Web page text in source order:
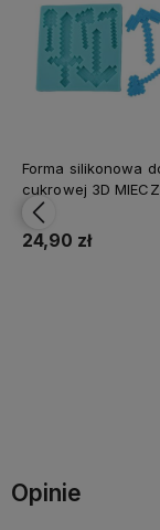
Forma silikonowa
cukrowej 3D
Minecraft
24,90 zł
Opinie